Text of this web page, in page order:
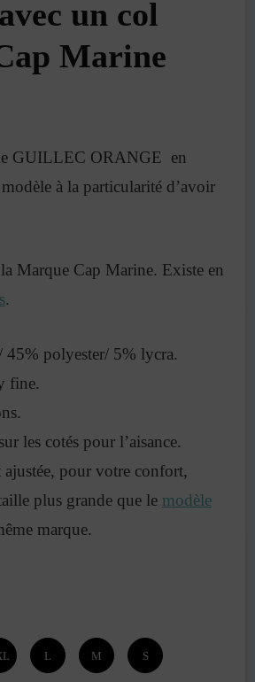
un col
Marine
GUILLEC ORANGE en
à la particularité d’avoir
Marque Cap Marine. Existe en
.
45% polyester/ 5% lycra.
fine.
les cotés pour l’aisance.
pour votre confort,
plus grande que le modèle
marque.
L M S